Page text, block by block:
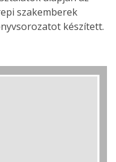
szakemberek
készített.